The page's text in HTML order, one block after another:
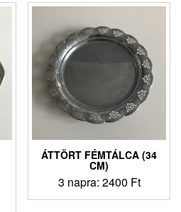
ÁTTÖRT FÉMTÁLCA (34
CM)
3 napra: 2400 Ft